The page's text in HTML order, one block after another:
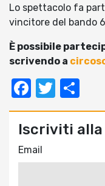
Lo spettacolo fa
vincitore del bando
È possibile
scrivendo a
Iscriviti
Email